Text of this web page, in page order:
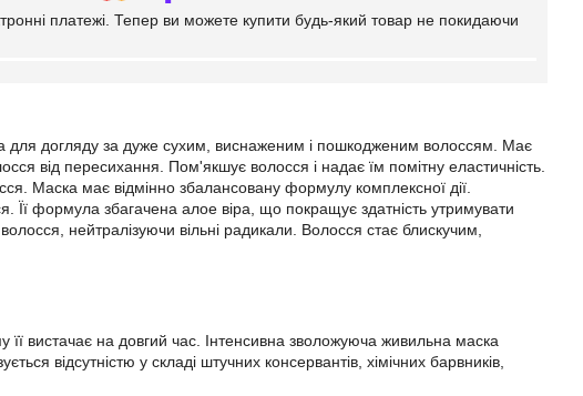
платежі. Тепер ви можете купити будь-який товар не покидаючи
для догляду за дуже сухим, виснаженим і пошкодженим волоссям. Має
від пересихання. Пом'якшує волосся і надає їм помітну еластичність.
Маска має відмінно збалансовану формулу комплексної дії.
Її формула збагачена алое віра, що покращує здатність утримувати
нейтралізуючи вільні радикали. Волосся стає блискучим,
вистачає на довгий час. Інтенсивна зволожуюча живильна маска
відсутністю у складі штучних консервантів, хімічних барвників,